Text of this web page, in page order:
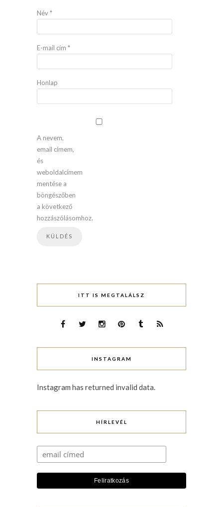
Név*
E-mail cím *
Honlap
A nevem,
email címem,
és
weboldalcímem
mentése a
böngészőben
a következő
hozzászólásomhoz.
ITT IS MEGTALÁLSZ
INSTAGRAM
Instagram has returned invalid data.
HÍRLEVÉL